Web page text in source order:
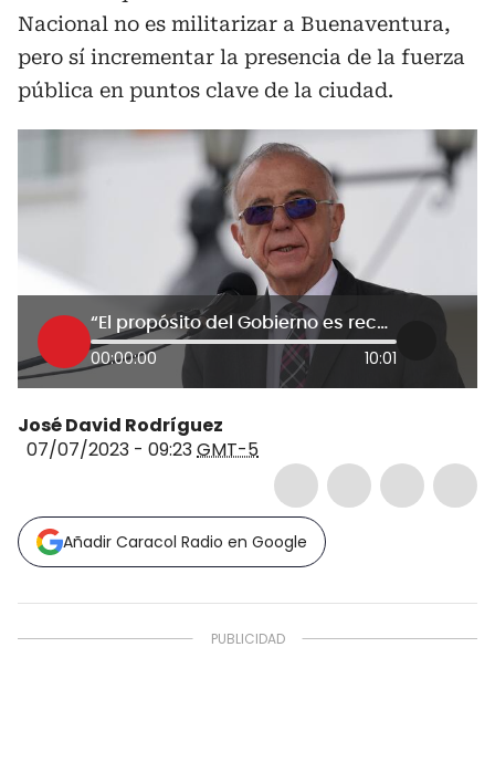
Nacional no es militarizar a Buenaventura,
pero sí incrementar la presencia de la fuerza
pública en puntos clave de la ciudad.
“El propósito del Gobierno es recuperar Buenaventura”: MinDefensa
00:00:00 10:01
José David Rodríguez
07/07/2023 - 09:23GMT-5
Añadir Caracol Radio en Google